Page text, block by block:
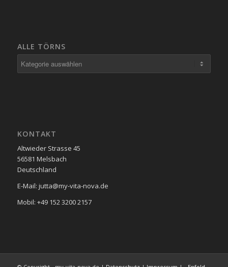
ALLE TÖRNS
KONTAKT
Altwieder Strasse 45
56581 Melsbach
Deutschland
E-Mail: jutta@my-vita-nova.de
Mobil: +49 152 3200 2157